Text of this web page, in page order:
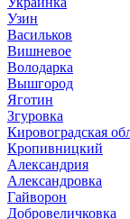
Узин
Васильков
Вишневое
Володарка
Вышгород
Яготин
Згуровка
Кировоградская
Кропивницкий
Александрия
Александровка
Гайворон
Добровеличковка